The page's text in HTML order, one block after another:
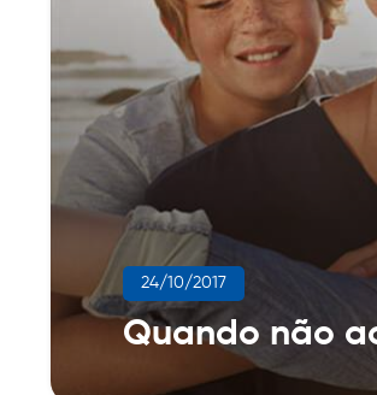
24/10/2017
Quando não